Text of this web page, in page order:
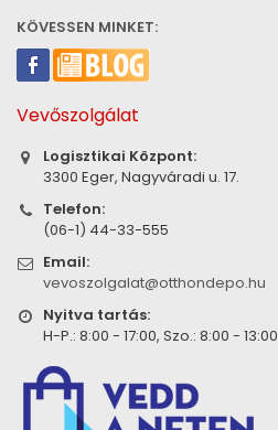
KÖVESSEN MINKET:
Vevőszolgálat
Logisztikai Központ:
3300 Eger, Nagyváradi u. 17.
Telefon:
(06-1) 44-33-555
Email:
vevoszolgalat@otthondepo.hu
Nyitva tartás:
H-P.: 8:00 - 17:00, Szo.: 8:00 - 13:00